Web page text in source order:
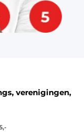
verenigingen,